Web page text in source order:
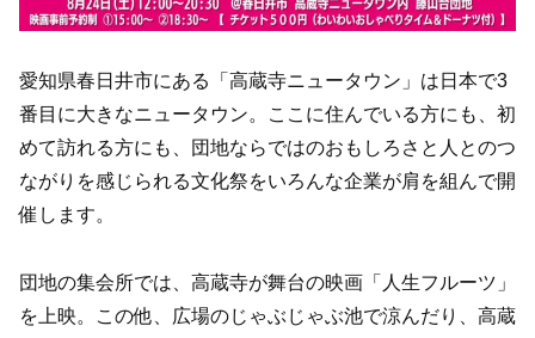
愛知県春日井市にある「高蔵寺ニュータウン」は日本で3
番目に大きなニュータウン。ここに住んでいる方にも、初
めて訪れる方にも、団地ならではのおもしろさと人とのつ
ながりを感じられる文化祭をいろんな企業が肩を組んで開
催します。
団地の集会所では、高蔵寺が舞台の映画「人生フルーツ」
を上映。この他、広場のじゃぶじゃぶ池で涼んだり、高蔵